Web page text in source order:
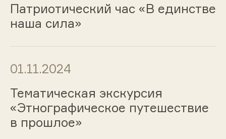
Патриотический час «В единстве
наша сила»
01.11.2024
Тематическая экскурсия
«Этнографическое путешествие
в прошлое»